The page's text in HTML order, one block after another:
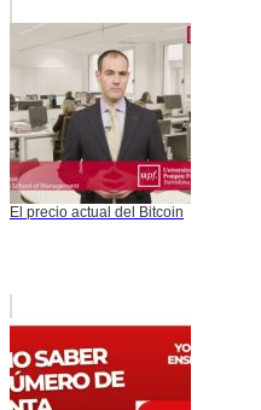
El precio actual del Bitcoin